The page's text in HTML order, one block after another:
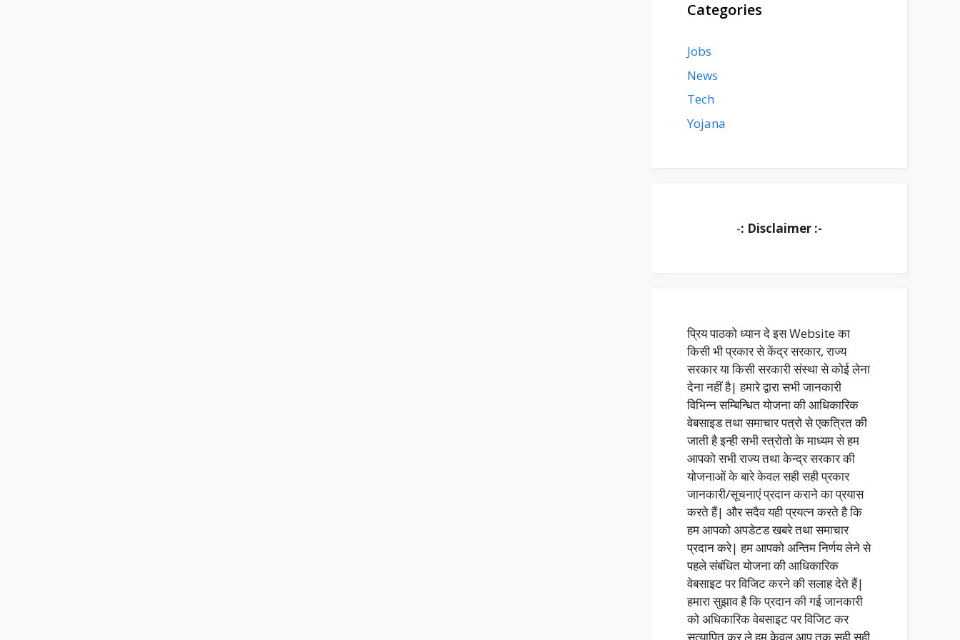
Categories
Jobs
News
Tech
Yojana
-: Disclaimer :-
प्रिय पाठको ध्यान दे इस Website का
किसी भी प्रकार से केंद्र सरकार, राज्य
सरकार या किसी सरकारी संस्था से कोई लेना
देना नहीं है| हमारे द्वारा सभी जानकारी
विभिन्न सम्बिन्धित योजना की आधिकारिक
वेबसाइड तथा समाचार पत्रो से एकत्रित की
जाती है इन्ही सभी स्त्रोतो के माध्यम से हम
आपको सभी राज्य तथा केन्द्र सरकार की
योजनाओं के बारे केवल सही सही प्रकार
जानकारी/सूचनाएं प्रदान कराने का प्रयास
करते हैं| और सदैव यही प्रयत्न करते है कि
हम आपको अपडेटड खबरे तथा समाचार
प्रदान करे| हम आपको अन्तिम निर्णय लेने से
पहले संबंधित योजना की आधिकारिक
वेबसाइट पर विजिट करने की सलाह देते हैं|
हमारा सुझाव है कि प्रदान की गई जानकारी
को अधिकारिक वेबसाइट पर विजिट कर
सत्यापित कर ले हम केवल आप तक सही सही